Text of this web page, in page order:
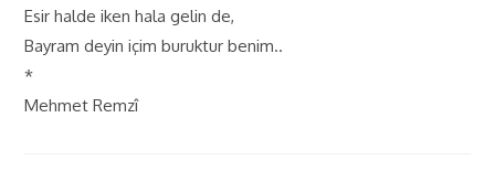
Esir halde iken hala gelin de,
Bayram deyin içim buruktur benim..
*
Mehmet Remzî